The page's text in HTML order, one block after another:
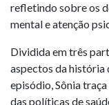
refletindo sobre os
mental e atenção
Dividida em três
aspectos da
episódio, Sônia
das políticas de